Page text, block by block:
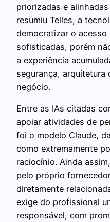
priorizadas e
resumiu Telles, a
democratizar o acesso
sofisticadas, porém
a experiência
segurança,
negócio.
Entre as IAs citadas
apoiar atividades de
foi o modelo Claude,
como extremamente
raciocínio. Ainda
pelo próprio
diretamente
exige do profissional
responsável, com